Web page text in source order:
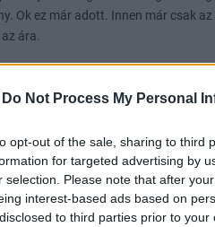
Do Not Process My Personal
opt-out of the sale, sharing to third
for targeted advertising by
selection. Please note that after
interest-based ads based on
to third parties prior to
Ok ez már adott. Innen már csak
ára.
katyvasz..... Pedig 16 éve
múlva újra osszevesznek, megint
4.5szorosen nagyobb mint